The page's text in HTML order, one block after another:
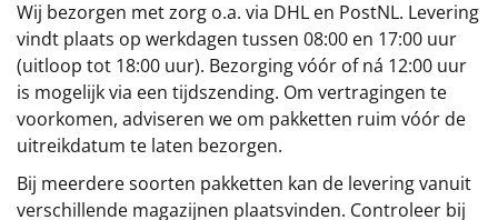
Wij bezorgen met zorg o.a. via DHL en PostNL. Levering
vindt plaats op werkdagen tussen 08:00 en 17:00 uur
(uitloop tot 18:00 uur). Bezorging vóór of ná 12:00 uur
is mogelijk via een tijdszending. Om vertragingen te
voorkomen, adviseren we om pakketten ruim vóór de
uitreikdatum te laten bezorgen.
Bij meerdere soorten pakketten kan de levering vanuit
verschillende magazijnen plaatsvinden. Controleer bij